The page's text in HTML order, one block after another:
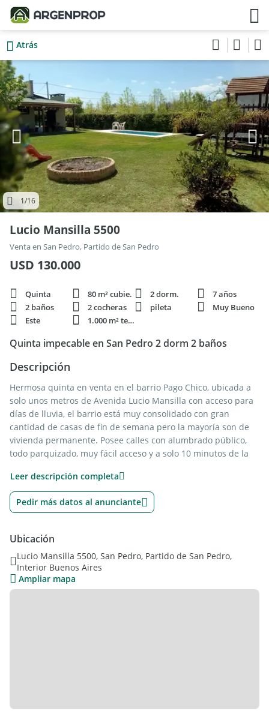
Atrás
1/16
Lucio Mansilla 5500
Venta en San Pedro, Partido de San Pedro
USD 130.000
Quinta 80 m² cubie. 2 dorm.
7 años
2 baños
2 cocheras pileta
Muy Bueno
Este
1.000 m² terren.
Quinta impecable en San Pedro 2 dorm 2 baños
Descripción
Hermosa quinta en venta en el barrio Pago Chico, ubicada a
solo unos metros de Avenida Lucio Mansilla con acceso para
días de lluvia, el barrio está muy consolidado con gran
cantidad de casas de fin de semana pero la mayoría son de
vivienda permanente. Posee calles con alumbrado público,
todo parquizado, muy fácil acceso y a solo 10 minutos de la
metros cuadrados con la vivienda de 2 habitaciones, 2 baños,
living, cocina, comedor integrados, una amplia galería con
parrilla, una piscina y mucho verde. Está en excelente estado
Leer descripción completa
Pedir más datos al anunciante
Ubicación
Lucio Mansilla 5500, San Pedro, Partido de San Pedro,
Interior Buenos Aires
Ampliar mapa